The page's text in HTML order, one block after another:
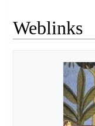
Weblinks